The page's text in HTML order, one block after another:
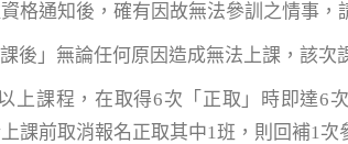
格通知後，確有因故無法參訓之情事
課後」無論任何原因造成無法上課，該次
上課程，在取得6次「正取」時即達
課前取消報名正取其中1班，則回補1